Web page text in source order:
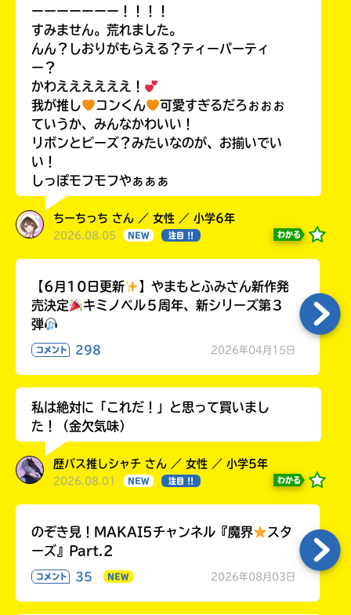
ーーーーーーー！！！！
すみません。荒れました。
んん？しおりがもらえる？ティーパーティ
ー？
かわええええええ！
我が推し
コンくん
可愛すぎるだろぉぉぉ
ていうか、みんなかわいい！
リボンとビーズ？みたいなのが、お揃いでい
い！
しっぽモフモフやぁぁぁ
ちーちっち さん ／ 女性 ／ 小学6年
2026.08.05 NEW 注目 !! わかる
【6月10日更新
】やまもとふみさん新作発
売決定
キミノベル５周年、新シリーズ第３
弾
コメント 298 2026年04月15日
私は絶対に「これだ！」と思って買いまし
た！（金欠気味）
歴バス推しシャチ さん ／ 女性 ／ 小学5年
2026.08.01 NEW 注目 !! わかる
のぞき見！MAKAI5チャンネル『魔界
スタ
ーズ』Part.2
コメント 35 NEW 2026年08月03日